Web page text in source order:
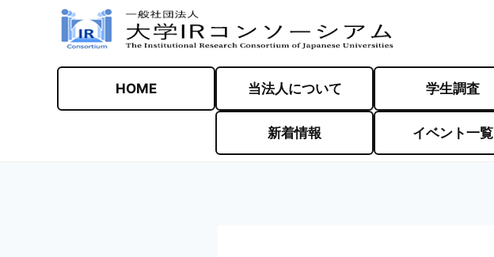
HOME 当法人について 学生調査
新着情報 イベント一覧